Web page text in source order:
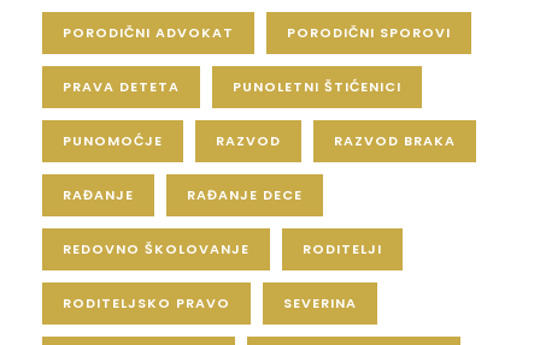
PORODIČNI ADVOKAT PORODIČNI SPOROVI
PRAVA DETETA PUNOLETNI ŠTIĆENICI
PUNOMOĆJE RAZVOD RAZVOD BRAKA
RAĐANJE RAĐANJE DECE
REDOVNO ŠKOLOVANJE RODITELJI
RODITELJSKO PRAVO SEVERINA